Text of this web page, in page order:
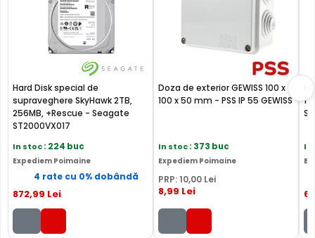
Hard Disk special de
supraveghere SkyHawk 2TB,
256MB, +Rescue - Seagate
ST2000VX017
In stoc: 224 buc
Expediem Poimaine
4 rate cu 0% dobândă
872,99 Lei
Doza de exterior GEWISS 100 x
100 x 50 mm - PSS IP 55 GEWISS
In stoc: 373 buc
Expediem Poimaine
PRP: 10,00 Lei
8,99 Lei
In